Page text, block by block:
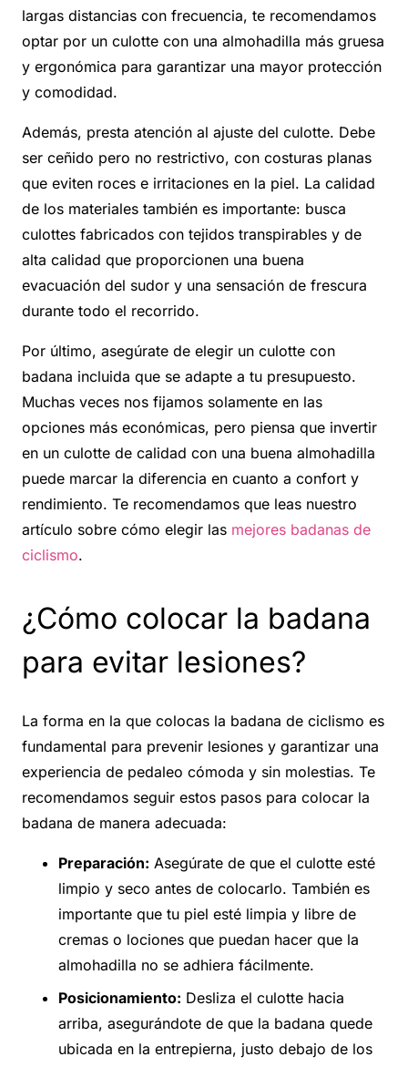
largas distancias con frecuencia, te recomendamos
optar por un culotte con una almohadilla más gruesa
y ergonómica para garantizar una mayor protección
y comodidad.
Además, presta atención al ajuste del culotte. Debe
ser ceñido pero no restrictivo, con costuras planas
que eviten roces e irritaciones en la piel. La calidad
de los materiales también es importante: busca
culottes fabricados con tejidos transpirables y de
alta calidad que proporcionen una buena
evacuación del sudor y una sensación de frescura
durante todo el recorrido.
Por último, asegúrate de elegir un culotte con
badana incluida que se adapte a tu presupuesto.
Muchas veces nos fijamos solamente en las
opciones más económicas, pero piensa que invertir
en un culotte de calidad con una buena almohadilla
puede marcar la diferencia en cuanto a confort y
rendimiento. Te recomendamos que leas nuestro
artículo sobre cómo elegir las mejores badanas de
ciclismo.
¿Cómo colocar la badana
para evitar lesiones?
La forma en la que colocas la badana de ciclismo es
fundamental para prevenir lesiones y garantizar una
experiencia de pedaleo cómoda y sin molestias. Te
recomendamos seguir estos pasos para colocar la
badana de manera adecuada:
Preparación: Asegúrate de que el culotte esté
limpio y seco antes de colocarlo. También es
importante que tu piel esté limpia y libre de
cremas o lociones que puedan hacer que la
almohadilla no se adhiera fácilmente.
Posicionamiento: Desliza el culotte hacia
arriba, asegurándote de que la badana quede
ubicada en la entrepierna, justo debajo de los